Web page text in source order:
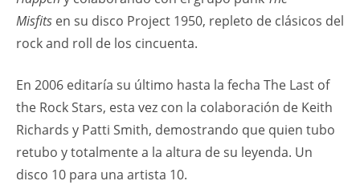
Misfits en su disco Project 1950, repleto de clásicos del
rock and roll de los cincuenta.
En 2006 editaría su último hasta la fecha The Last of
the Rock Stars, esta vez con la colaboración de Keith
Richards y Patti Smith, demostrando que quien tubo
retubo y totalmente a la altura de su leyenda. Un
disco 10 para una artista 10.